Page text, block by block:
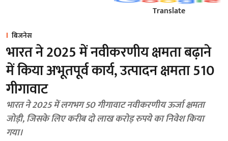
Translate
बिजनेस
भारत ने 2025 में नवीकरणीय क्षमता बढ़ाने
में किया अभूतपूर्व कार्य, उत्पादन क्षमता 510
गीगावाट
भारत ने 2025 में लगभग 50 गीगावाट नवीकरणीय ऊर्जा क्षमता
जोड़ी, जिसके लिए करीब दो लाख करोड़ रुपये का निवेश किया
गया।